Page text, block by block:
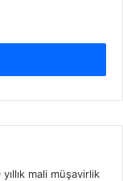
mali müşavirlik